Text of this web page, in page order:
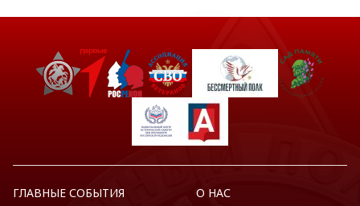
ГЛАВНЫЕ СОБЫТИЯ О НАС